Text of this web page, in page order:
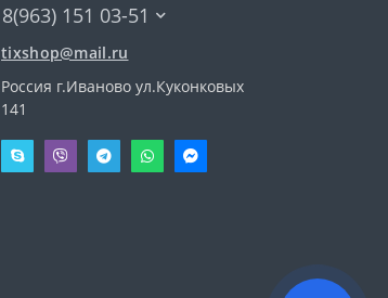
8(963) 151 03-51
tixshop@mail.ru
Россия г.Иваново ул.Куконковых
141